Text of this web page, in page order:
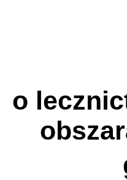
o